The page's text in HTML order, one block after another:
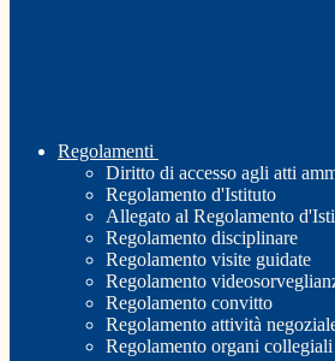
Regolamenti
Diritto di accesso agli atti
Regolamento d'Istituto
Allegato al Regolamento
Regolamento disciplinare
Regolamento visite guidate
Regolamento
Regolamento convitto
Regolamento attività
Regolamento organi collegiali